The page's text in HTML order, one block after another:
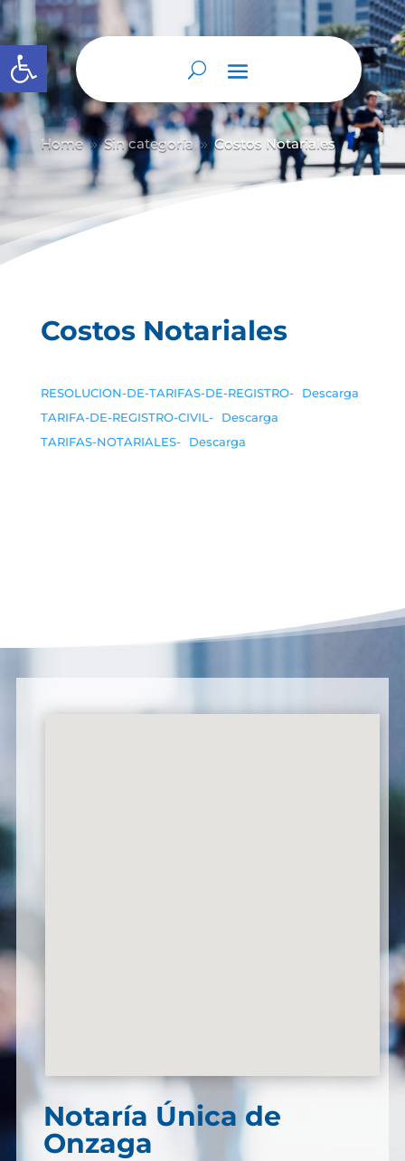
Abrir barra de herramientas
Home 9 Sin categoría 9 Costos Notariales
Costos Notariales
RESOLUCION-DE-TARIFAS-DE-REGISTRO-
Descarga
TARIFA-DE-REGISTRO-CIVIL-
Descarga
TARIFAS-NOTARIALES-
Descarga
Notaría Única de
Onzaga